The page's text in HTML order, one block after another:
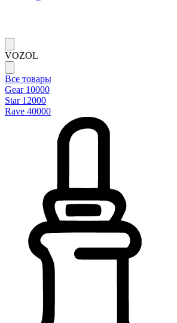
VOZOL
Все товары
Gear 10000
Star 12000
Rave 40000